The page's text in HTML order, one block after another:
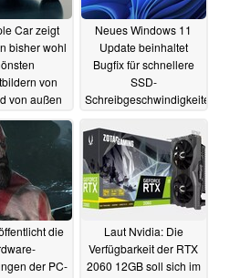
Car zeigt
bisher wohl
von
von außen
Neues Windows 11
Update beinhaltet
Bugfix für schnellere
SSD-
Schreibgeschwindigkeiten
die
der PC-
Laut Nvidia: Die
Verfügbarkeit der RTX
2060 12GB soll sich im